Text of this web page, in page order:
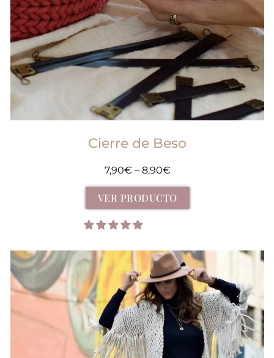
Cierre de Beso
7,90€ – 8,90€
VER PRODUCTO